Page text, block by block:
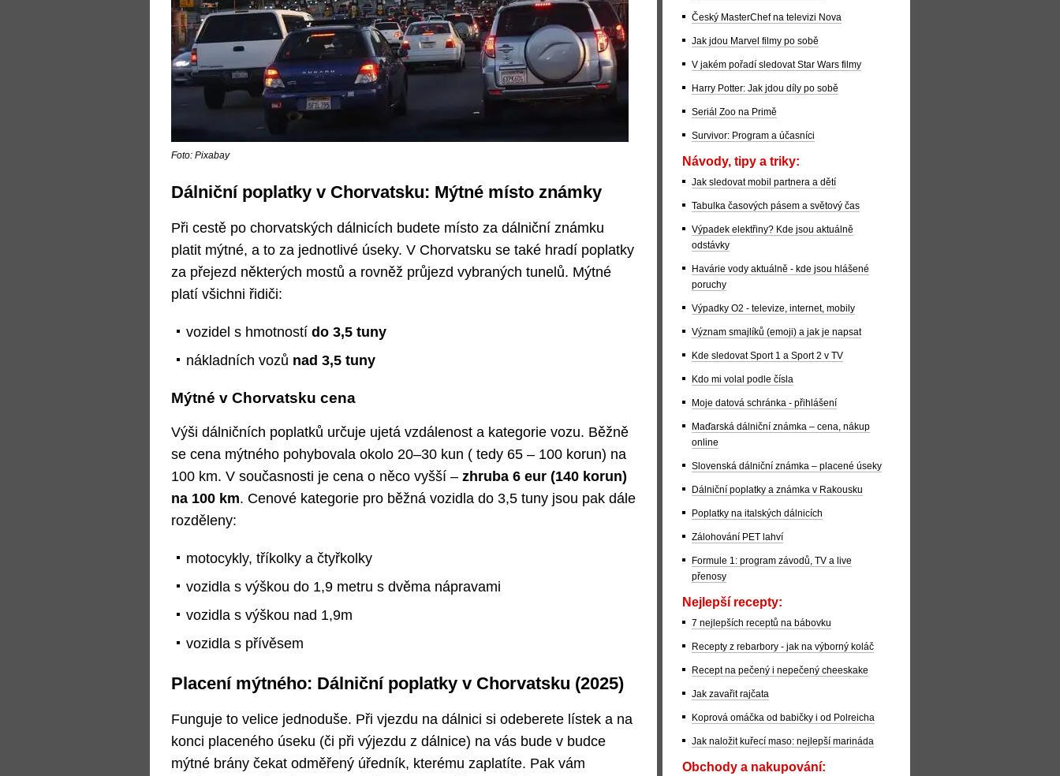
Foto: Pixabay
Dálniční poplatky v Chorvatsku: Mýtné místo známky
Při cestě po chorvatských dálnicích budete místo za dálniční známku
platit mýtné, a to za jednotlivé úseky. V Chorvatsku se také hradí poplatky
za přejezd některých mostů a rovněž průjezd vybraných tunelů. Mýtné
platí všichni řidiči:
vozidel s hmotností do 3,5 tuny
nákladních vozů nad 3,5 tuny
Mýtné v Chorvatsku cena
Výši dálničních poplatků určuje ujetá vzdálenost a kategorie vozu. Běžně
se cena mýtného pohybovala okolo 20–30 kun ( tedy 65 – 100 korun) na
100 km. V současnosti je cena o něco vyšší – zhruba 6 eur (140 korun)
na 100 km. Cenové kategorie pro běžná vozidla do 3,5 tuny jsou pak dále
rozděleny:
motocykly, tříkolky a čtyřkolky
vozidla s výškou do 1,9 metru s dvěma nápravami
vozidla s výškou nad 1,9m
vozidla s přívěsem
Placení mýtného: Dálniční poplatky v Chorvatsku (2025)
Funguje to velice jednoduše. Při vjezdu na dálnici si odeberete lístek a na
konci placeného úseku (či při výjezdu z dálnice) na vás bude v budce
mýtné brány čekat odměřený úředník, kterému zaplatíte. Pak vám
Český MasterChef na televizi Nova
Jak jdou Marvel filmy po sobě
V jakém pořadí sledovat Star Wars filmy
Harry Potter: Jak jdou díly po sobě
Seriál Zoo na Primě
Survivor: Program a účasníci
Návody, tipy a triky:
Jak sledovat mobil partnera a dětí
Tabulka časových pásem a světový čas
Výpadek elektřiny? Kde jsou aktuálně
odstávky
Havárie vody aktuálně - kde jsou hlášené
poruchy
Výpadky O2 - televize, internet, mobily
Význam smajlíků (emoji) a jak je napsat
Kde sledovat Sport 1 a Sport 2 v TV
Kdo mi volal podle čísla
Moje datová schránka - přihlášení
Maďarská dálniční známka – cena, nákup
online
Slovenská dálniční známka – placené úseky
Dálniční poplatky a známka v Rakousku
Poplatky na italských dálnicích
Zálohování PET lahví
Formule 1: program závodů, TV a live
přenosy
Nejlepší recepty:
7 nejlepších receptů na bábovku
Recepty z rebarbory - jak na výborný koláč
Recept na pečený i nepečený cheeskake
Jak zavařit rajčata
Koprová omáčka od babičky i od Polreicha
Jak naložit kuřecí maso: nejlepší marináda
Obchody a nakupování: